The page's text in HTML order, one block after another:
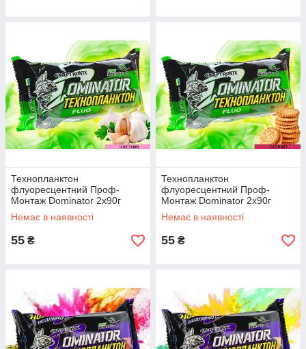
Технопланктон
флуоресцентний Проф-
Монтаж Dominator 2x90г
Часник
Немає в наявності
55 ₴
Технопланктон
флуоресцентний Проф-
Монтаж Dominator 2x90г
Бісквіт
Немає в наявності
55 ₴